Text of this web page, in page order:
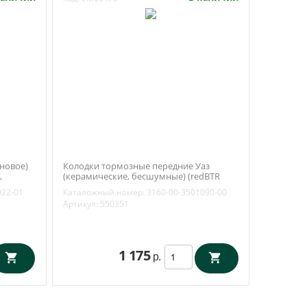
01
Колодки тормозные передние Уаз
(керамические, бесшумные) (redBTR
Каталожный номер: 3160-00-3501090-00
Артикул: 550351
1 175 р.